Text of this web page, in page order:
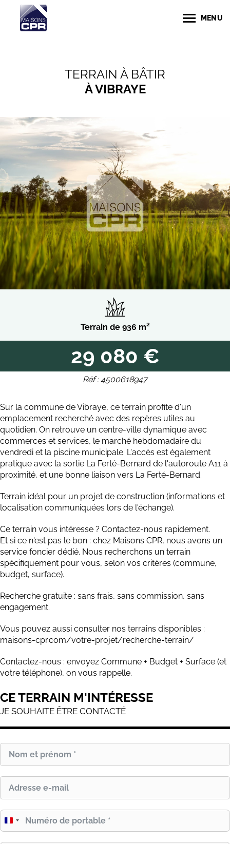
MENU
TERRAIN À BÂTIR
À VIBRAYE
Terrain de 936 m²
29 080 €
Réf : 4500618947
Sur la commune de Vibraye, ce terrain profite d'un
emplacement recherché avec des repères utiles au
quotidien. On retrouve un centre-ville dynamique avec
commerces et services, le marché hebdomadaire du
vendredi et la piscine municipale. L'accès est également
pratique avec la sortie La Ferté-Bernard de l'autoroute A11 à
proximité, et une bonne liaison vers La Ferté-Bernard.
Terrain idéal pour un projet de construction (informations et
localisation communiquées lors de l'échange).
Ce terrain vous intéresse ? Contactez-nous rapidement.
Et si ce n'est pas le bon : chez Maisons CPR, nous avons un
service foncier dédié. Nous recherchons un terrain
spécifiquement pour vous, selon vos critères (commune,
budget, surface).
Recherche gratuite : sans frais, sans commission, sans
engagement.
Vous pouvez aussi consulter nos terrains disponibles :
maisons-cpr.com/votre-projet/recherche-terrain/
Contactez-nous : envoyez Commune + Budget + Surface (et
votre téléphone), on vous rappelle.
CE TERRAIN M'INTÉRESSE
JE SOUHAITE ÊTRE CONTACTÉ
France
+33